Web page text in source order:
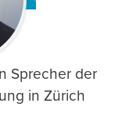
Sprecher der
in Zürich